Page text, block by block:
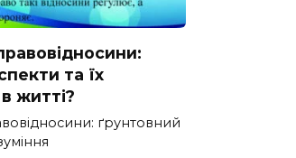
та їх
житті?
ґрунтовний